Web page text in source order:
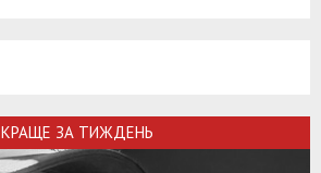
КРАЩЕ ЗА ТИЖДЕНЬ